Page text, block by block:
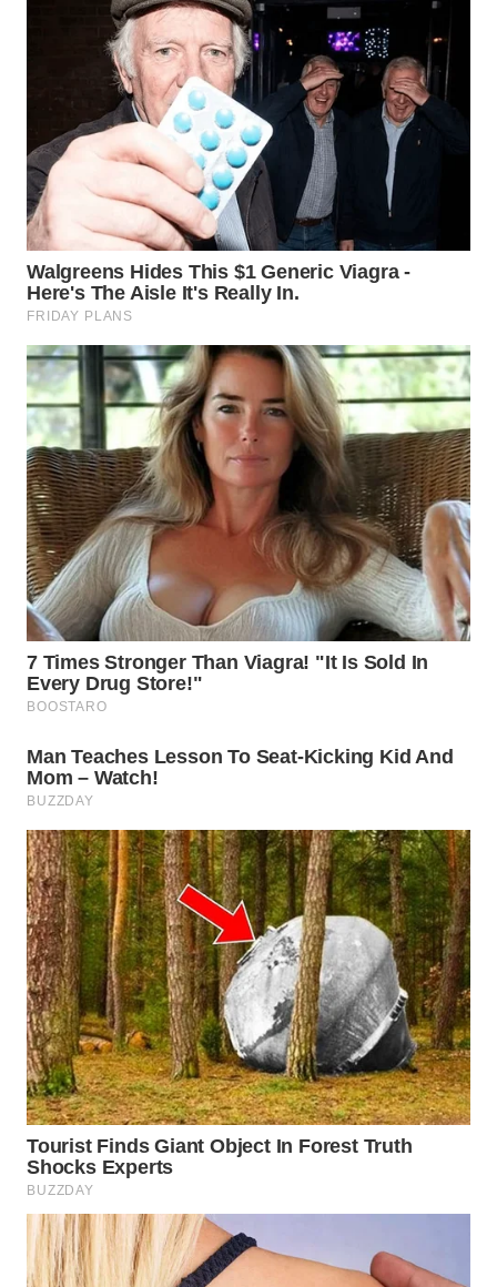
PADANG
LAWAS
WN
SUMEDANG
WN
CIANJUR
WN
KEPULAUAN
SERIBU
WN
TANGERANG
WN
BINJAI
WN
INDRAMAYU
WN
KUNINGAN
WN
MAJALENGKA
WN
SUBANG
WN
SUKABUMI
WN
PURWAKARTA
WN